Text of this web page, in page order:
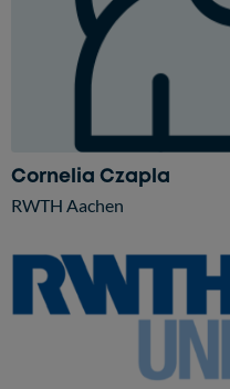
Cornelia Czapla
RWTH Aachen